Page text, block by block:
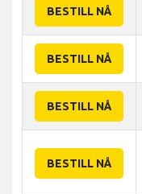
BESTILL NÅ
BESTILL NÅ
BESTILL NÅ
BESTILL NÅ